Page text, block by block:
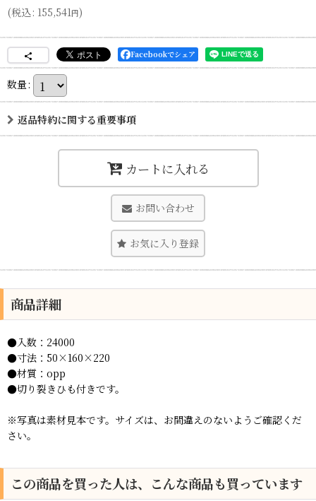
(税込: 155,541円)
Facebookでシェア
数量:
返品特約に関する重要事項
カートに入れる
お問い合わせ
お気に入り登録
商品詳細
●入数：24000
●寸法：50×160×220
●材質：opp
●切り裂きひも付きです。
※写真は素材見本です。サイズは、お間違えのないようご確認くだ
さい。
この商品を買った人は、こんな商品も買っています